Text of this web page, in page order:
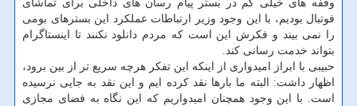
وقفه های خیلی کم در بستر پیام رسان های داخلی برای تماشای
فوتبال بودیم، با این وجود وزیر ارتباطات عملکرد این بسترهای بومی
را نمی بیند و فکرش این است که مردم دانلود نکنند تا اینستاگرام
بتواند خدمت رسانی کند.
حبیبی با ابراز امیدواری از اینکه این تفکر هرچه سریع تر از بین برود،
اظهار داشت: البته ما بارها نقد کرده ایم و این نقد به جایی نرسیده
است. با این وجود همچنان امیدواریم که این نگاه به فضای مجازی